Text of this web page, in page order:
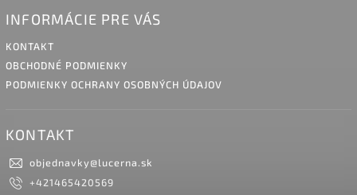
INFORMÁCIE PRE VÁS
KONTAKT
OBCHODNÉ PODMIENKY
PODMIENKY OCHRANY OSOBNÝCH ÚDAJOV
KONTAKT
objednavky@lucerna.sk
+421465420569